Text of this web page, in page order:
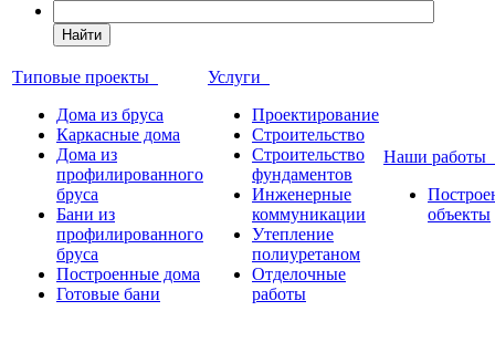
Найти
Типовые проекты
Дома из бруса
Каркасные дома
Дома из
профилированного
бруса
Бани из
профилированного
бруса
Построенные дома
Готовые бани
Услуги
Проектирование
Строительство
Строительство
фундаментов
Инженерные
коммуникации
Утепление
полиуретаном
Отделочные
работы
Наши работы
объекты